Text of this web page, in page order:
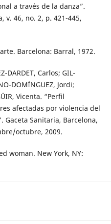
a través de la danza”.
v. 46, no. 2, p. 421-445,
Barcelona: Barral, 1972.
DARDET, Carlos; GIL-
DOMÍNGUEZ, Jordi;
Vicenta. “Perfil
afectadas por violencia del
Gaceta Sanitaria, Barcelona,
octubre, 2009.
woman. New York, NY: